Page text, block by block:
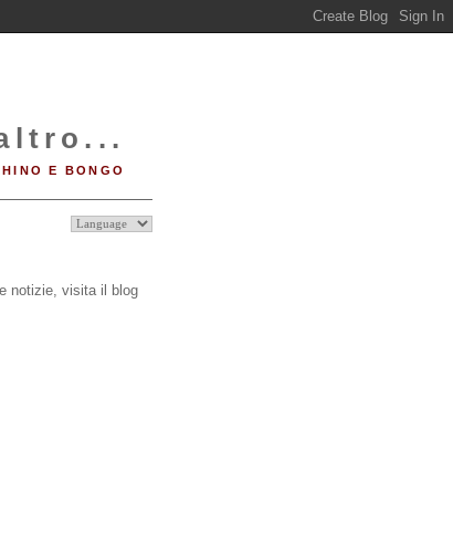
E BONGO
notizie, visita il blog